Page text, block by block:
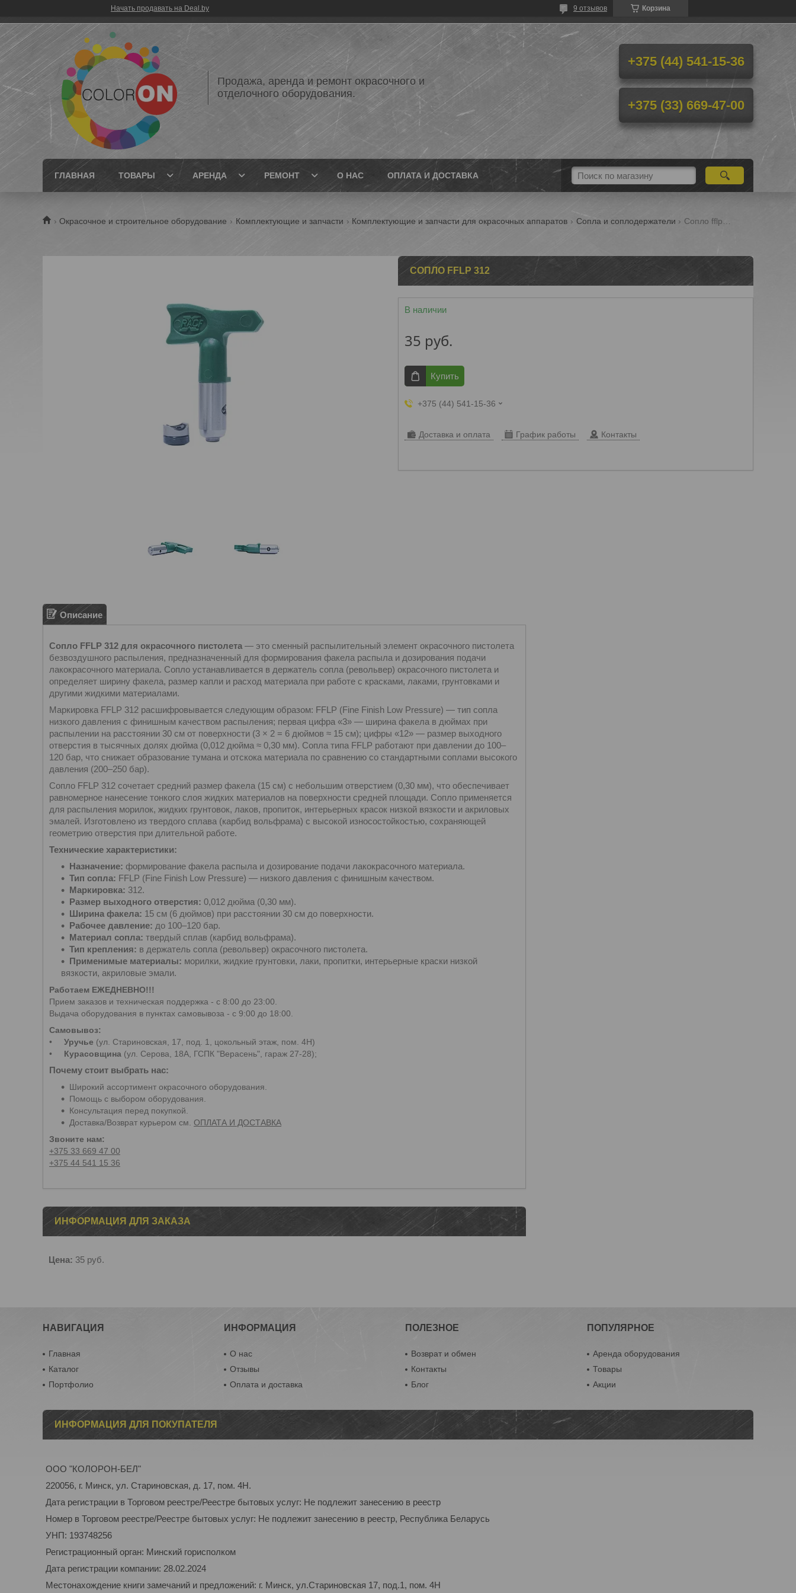
Начать продавать на Deal.by Корзина
9 отзывов
Продажа, аренда и ремонт окрасочного и
отделочного оборудования.
+375 (44) 541-15-36
+375 (33) 669-47-00
ГЛАВНАЯ ТОВАРЫ АРЕНДА РЕМОНТ О НАС ОПЛАТА И ДОСТАВКА
Окрасочное и строительное оборудование Комплектующие и запчасти Комплектующие и запчасти для окрасочных аппаратов Сопла и соплодержатели
СОПЛО FFLP 312
В наличии
35 руб.
Купить
+375 (44) 541-15-36
Доставка и оплата График работы Контакты
Описание
Сопло FFLP 312 для окрасочного пистолета — это сменный распылительный элемент окрасочного пистолета
безвоздушного распыления, предназначенный для формирования факела распыла и дозирования подачи
лакокрасочного материала. Сопло устанавливается в держатель сопла (револьвер) окрасочного пистолета и
определяет ширину факела, размер капли и расход материала при работе с красками, лаками, грунтовками и
другими жидкими материалами.
Маркировка FFLP 312 расшифровывается следующим образом: FFLP (Fine Finish Low Pressure) — тип сопла
низкого давления с финишным качеством распыления; первая цифра «3» — ширина факела в дюймах при
распылении на расстоянии 30 см от поверхности (3 × 2 = 6 дюймов ≈ 15 см); цифры «12» — размер выходного
отверстия в тысячных долях дюйма (0,012 дюйма ≈ 0,30 мм). Сопла типа FFLP работают при давлении до 100–
120 бар, что снижает образование тумана и отскока материала по сравнению со стандартными соплами высокого
давления (200–250 бар).
Сопло FFLP 312 сочетает средний размер факела (15 см) с небольшим отверстием (0,30 мм), что обеспечивает
равномерное нанесение тонкого слоя жидких материалов на поверхности средней площади. Сопло применяется
для распыления морилок, жидких грунтовок, лаков, пропиток, интерьерных красок низкой вязкости и акриловых
эмалей. Изготовлено из твердого сплава (карбид вольфрама) с высокой износостойкостью, сохраняющей
геометрию отверстия при длительной работе.
Технические характеристики:
Назначение: формирование факела распыла и дозирование подачи лакокрасочного материала.
Тип сопла: FFLP (Fine Finish Low Pressure) — низкого давления с финишным качеством.
Маркировка: 312.
Размер выходного отверстия: 0,012 дюйма (0,30 мм).
Ширина факела: 15 см (6 дюймов) при расстоянии 30 см до поверхности.
Рабочее давление: до 100–120 бар.
Материал сопла: твердый сплав (карбид вольфрама).
Тип крепления: в держатель сопла (револьвер) окрасочного пистолета.
Применимые материалы: морилки, жидкие грунтовки, лаки, пропитки, интерьерные краски низкой
вязкости, акриловые эмали.
Работаем ЕЖЕДНЕВНО!!!
Прием заказов и техническая поддержка - с 8:00 до 23:00.
Выдача оборудования в пунктах самовывоза - с 9:00 до 18:00.
Самовывоз:
• Уручье (ул. Стариновская, 17, под. 1, цокольный этаж, пом. 4Н)
• Курасовщина (ул. Серова, 18А, ГСПК "Верасень", гараж 27-28);
Почему стоит выбрать нас:
Широкий ассортимент окрасочного оборудования.
Помощь с выбором оборудования.
Консультация перед покупкой.
Доставка/Возврат курьером см. ОПЛАТА И ДОСТАВКА
Звоните нам:
+375 33 669 47 00
+375 44 541 15 36
ИНФОРМАЦИЯ ДЛЯ ЗАКАЗА
Цена: 35 руб.
НАВИГАЦИЯ
Главная
Каталог
Портфолио
ИНФОРМАЦИЯ
О нас
Отзывы
Оплата и доставка
ПОЛЕЗНОЕ
Возврат и обмен
Контакты
Блог
ПОПУЛЯРНОЕ
Аренда оборудования
Товары
Акции
ИНФОРМАЦИЯ ДЛЯ ПОКУПАТЕЛЯ
ООО "КОЛОРОН-БЕЛ"
220056, г. Минск, ул. Стариновская, д. 17, пом. 4Н.
Дата регистрации в Торговом реестре/Реестре бытовых услуг: Не подлежит занесению в реестр
Номер в Торговом реестре/Реестре бытовых услуг: Не подлежит занесению в реестр, Республика Беларусь
УНП: 193748256
Регистрационный орган: Минский горисполком
Дата регистрации компании: 28.02.2024
Местонахождение книги замечаний и предложений: г. Минск, ул.Стариновская 17, под.1, пом. 4Н